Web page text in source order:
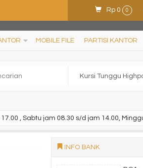
Rp 0 0
MOBILE FILE PARTISI KANTOR
, Sabtu jam 08.30 s/d jam 14.00,
INFO BANK